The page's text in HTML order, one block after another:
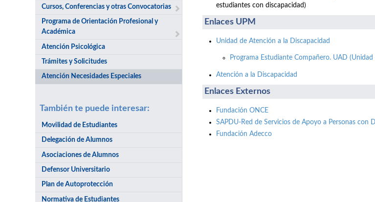
Cursos, Conferencias y otras Convocatorias
Programa de Orientación Profesional y
Académica
Atención Psicológica
Trámites y Solicitudes
Atención Necesidades Especiales
También te puede interesar:
Movilidad de Estudiantes
Delegación de Alumnos
Asociaciones de Alumnos
Defensor Universitario
Plan de Autoprotección
Normativa de Estudiantes
estudiantes con discapacidad)
Enlaces UPM
Unidad de Atención a la Discapacidad
Programa Estudiante Compañero. UAD
Atención a la Discapacidad
Enlaces Externos
Fundación ONCE
SAPDU-Red de Servicios de Apoyo a Personas con
Fundación Adecco